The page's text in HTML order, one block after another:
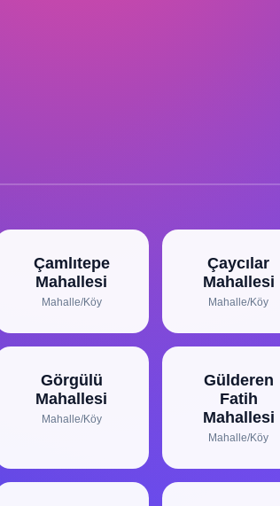
Çamlıtepe
Mahallesi
Mahalle/Köy
Çaycılar
Mahallesi
Mahalle/Köy
Görgülü
Mahallesi
Mahalle/Köy
Gülderen
Fatih
Mahallesi
Mahalle/Köy